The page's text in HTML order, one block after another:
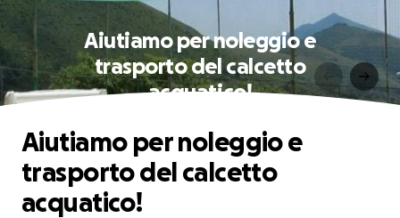
Aiutiamo per noleggio e
trasporto del calcetto
acquatico!
Aiutiamo per noleggio e
trasporto del calcetto
acquatico!